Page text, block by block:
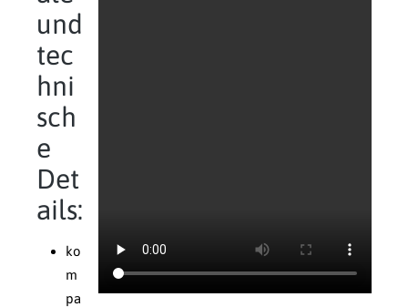
und
tec
hni
sch
e
Det
ails:
ko
m
pa